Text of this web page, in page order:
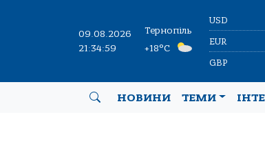
09.08.2026
21:35:00
Тернопіль
+18°C
USD
EUR
GBP
НОВИНИ ТЕМИ